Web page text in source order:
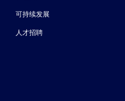
可持续发展
人才招聘